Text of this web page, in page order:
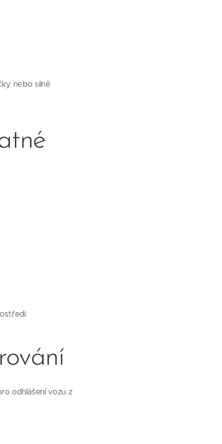
nebo silně
odhlášení vozu z